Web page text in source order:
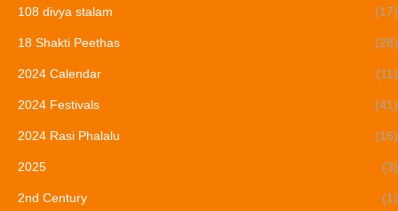
108 divya stalam (17)
18 Shakti Peethas (28)
2024 Calendar (11)
2024 Festivals (41)
2024 Rasi Phalalu (16)
2025 (3)
2nd Century (1)